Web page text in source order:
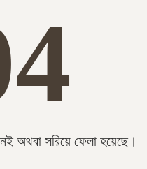
অথবা সরিয়ে ফেলা হয়েছে।